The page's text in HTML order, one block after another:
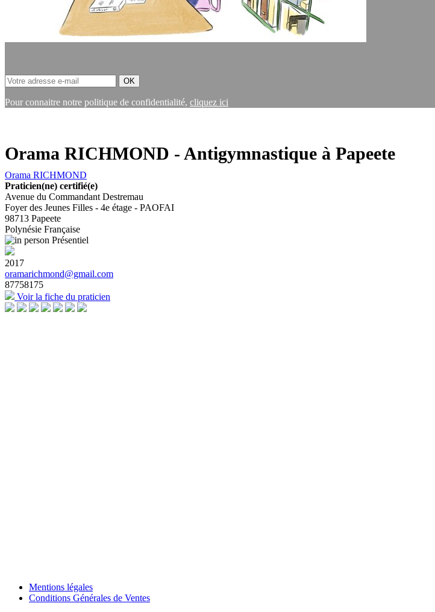
Pour connaitre notre politique de confidentialité, cliquez ici
Orama RICHMOND - Antigymnastique à Papeete
Orama RICHMOND
Praticien(ne) certifié(e)
Avenue du Commandant Destremau
Foyer des Jeunes Filles - 4e étage - PAOFAI
98713 Papeete
Polynésie Française
Présentiel
2017
oramarichmond@gmail.com
87758175
Voir la fiche du praticien
Mentions légales
Conditions Générales de Ventes